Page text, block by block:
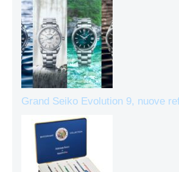
Grand Seiko Evolution 9, nuove